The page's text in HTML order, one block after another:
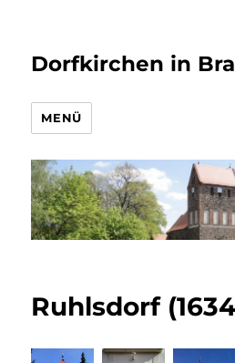
Dorfkirchen in
MENÜ
Ruhlsdorf